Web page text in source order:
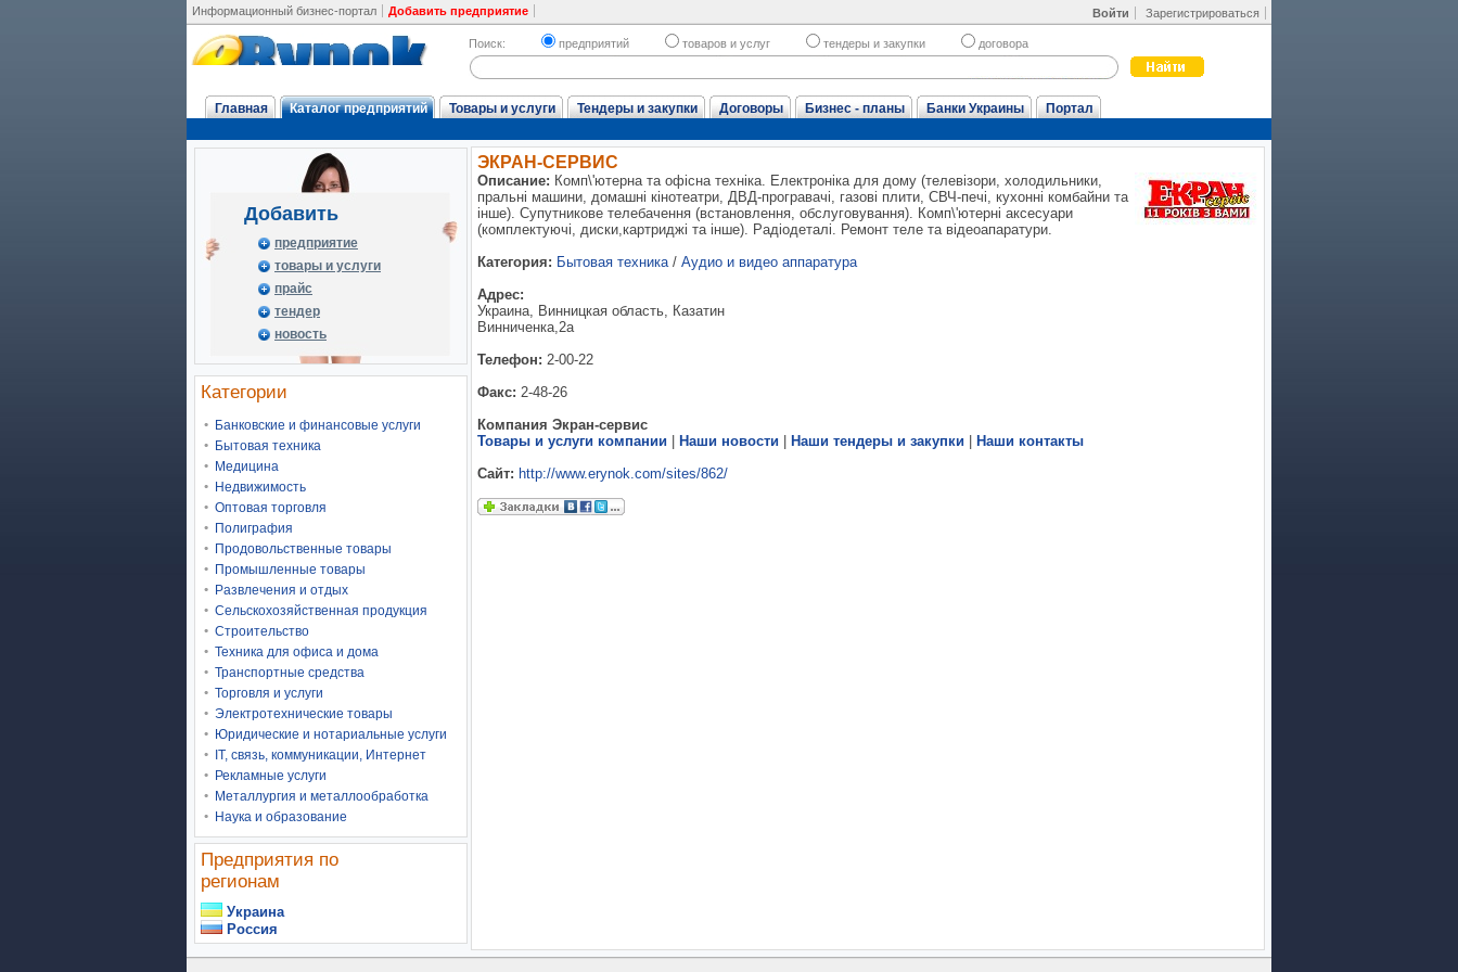
Войти Зарегистрироваться
Информационный бизнес-портал Добавить предприятие
Поиск: предприятий товаров и услуг тендеры и закупки договора
Главная Каталог предприятий Товары и услуги Тендеры и закупки Договоры Бизнес - планы Банки Украины Портал
Добавить
предприятие
товары и услуги
прайс
тендер
новость
Категории
Банковские и финансовые услуги
Бытовая техника
Медицина
Недвижимость
Оптовая торговля
Полиграфия
Продовольственные товары
Промышленные товары
Развлечения и отдых
Сельскохозяйственная продукция
Строительство
Техника для офиса и дома
Транспортные средства
Торговля и услуги
Электротехнические товары
Юридические и нотариальные услуги
IT, связь, коммуникации, Интернет
Рекламные услуги
Металлургия и металлообработка
Наука и образование
Предприятия по
регионам
Украина
Россия
ЭКРАН-СЕРВИС
Описание: Комп\'ютерна та офісна техніка. Електроніка для дому (телевізори, холодильники,
пральні машини, домашні кінотеатри, ДВД-програвачі, газові плити, СВЧ-печі, кухонні комбайни та
інше). Супутникове телебачення (встановлення, обслуговування). Комп\'ютерні аксесуари
(комплектуючі, диски,картриджі та інше). Радіодеталі. Ремонт теле та відеоапаратури.
Категория: Бытовая техника/ Аудио и видео аппаратура
Адрес:
Украина, Винницкая область, Казатин
Винниченка,2а
Телефон: 2-00-22
Факс: 2-48-26
Компания Экран-сервис
Товары и услуги компании
Наши новости Наши тендеры и закупки
Наши контакты
Сайт: http://www.erynok.com/sites/862/